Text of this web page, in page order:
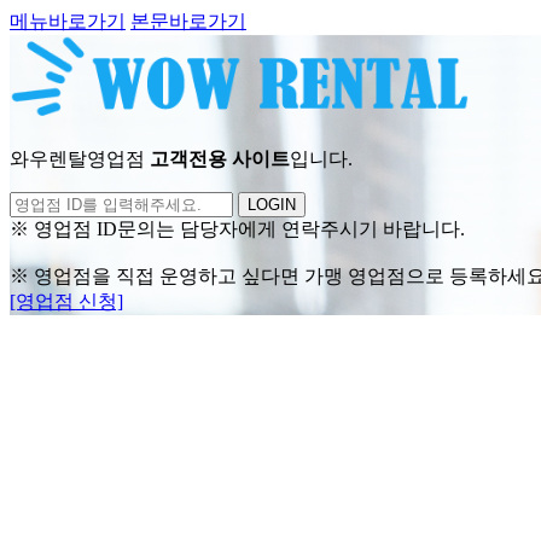
메뉴바로가기 본문바로가기
와우렌탈영업점 고객전용 사이트입니다.
LOGIN
※ 영업점 ID문의는 담당자에게 연락주시기 바랍니다.
※ 영업점을 직접 운영하고 싶다면 가맹 영업점으로 등록하세
[영업점 신청]